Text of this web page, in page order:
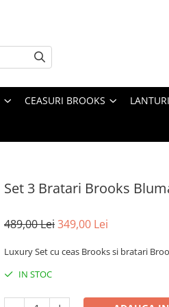
CEASURI BROOKS LANTURI
Set 3 Bratari Brooks
489,00 Lei349,00 Lei
Luxury Set cu ceas Brooks si bratari
IN STOC